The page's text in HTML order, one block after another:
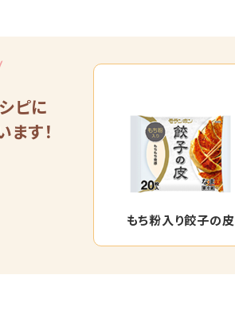
ピに
ます！
もち粉入り餃子の皮